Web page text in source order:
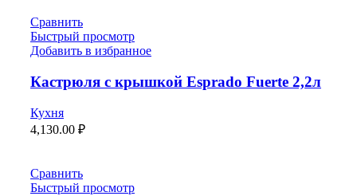
Сравнить
Быстрый просмотр
Добавить в избранное
Кастрюля с крышкой Esprado Fuerte 2,2л
Кухня
4,130.00 ₽
Сравнить
Быстрый просмотр